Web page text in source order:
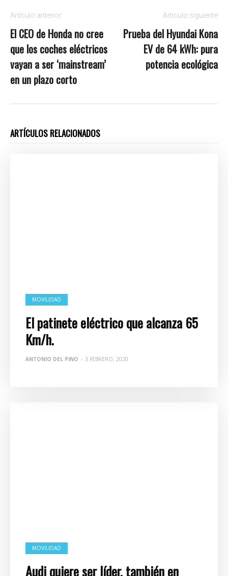
Artículo anterior
El CEO de Honda no cree
que los coches eléctricos
vayan a ser ‘mainstream’
en un plazo corto
Artículo siguiente
Prueba del Hyundai Kona
EV de 64 kWh: pura
potencia ecológica
ARTÍCULOS RELACIONADOS
MOVILIDAD
El patinete eléctrico que alcanza 65
Km/h.
ANTONIO DEL PINO - 3 FEBRERO, 2020
MOVILIDAD
Audi quiere ser líder, también en